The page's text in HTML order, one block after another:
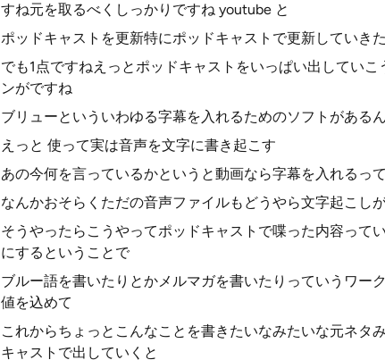
すね元を取るべくしっかりですね youtube と
ポッドキャストを更新特にポッドキャストで更新していき
でも1点ですねえっとポッドキャストをいっぱい出してい
ンがですね
ブリューといういわゆる字幕を入れるためのソフトがある
えっと 使って実は音声を文字に書き起こす
あの今何を言っているかというと動画なら字幕を入れるっ
なんかおそらくただの音声ファイルもどうやら文字起こし
そうやったらこうやってポッドキャストで喋った内容って
にするということで
ブルー語を書いたりとかメルマガを書いたりっていうワー
値を込めて
これからちょっとこんなことを書きたいなみたいな元ネタ
キャストで出していくと